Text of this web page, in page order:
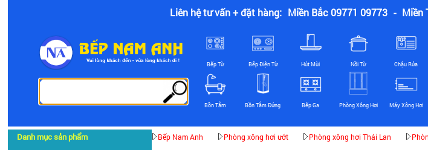
Liên hệ tư vấn + đặt hàng: Miền Bắc 09771 09773 - Miền
Bếp Từ Bếp Điện Từ Hút Mùi Nồi Từ Chậu Rửa
Bồn Tắm Bồn Tắm Đứng Bếp Ga Phòng Xông Hơi Máy Xông Hơi
Danh mục sản phẩm Bếp Nam Anh Phòng xông hơi ướt Phòng xông hơi Thái Lan